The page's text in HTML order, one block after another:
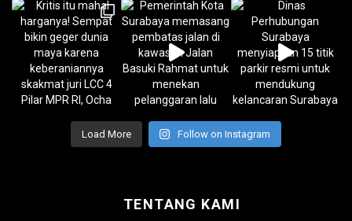
Load More Follow on Instagram
TENTANG KAMI